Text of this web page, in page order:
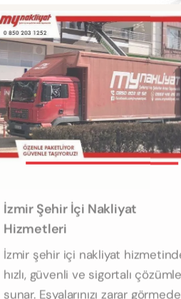
İzmir Şehir İçi Nakliyat
Hizmetleri
İzmir şehir içi nakliyat hizmetinde
hızlı, güvenli ve sigortalı çözümler
sunar. Eşyalarınızı zarar görmeden